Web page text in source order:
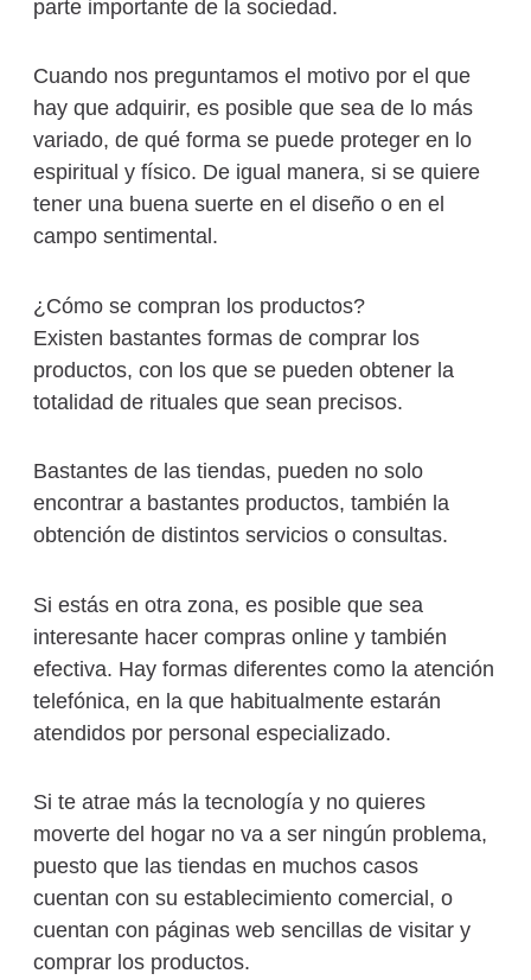
parte importante de la sociedad.
Cuando nos preguntamos el motivo por el que
hay que adquirir, es posible que sea de lo más
variado, de qué forma se puede proteger en lo
espiritual y físico. De igual manera, si se quiere
tener una buena suerte en el diseño o en el
campo sentimental.
¿Cómo se compran los productos?
Existen bastantes formas de comprar los
productos, con los que se pueden obtener la
totalidad de rituales que sean precisos.
Bastantes de las tiendas, pueden no solo
encontrar a bastantes productos, también la
obtención de distintos servicios o consultas.
Si estás en otra zona, es posible que sea
interesante hacer compras online y también
efectiva. Hay formas diferentes como la atención
telefónica, en la que habitualmente estarán
atendidos por personal especializado.
Si te atrae más la tecnología y no quieres
moverte del hogar no va a ser ningún problema,
puesto que las tiendas en muchos casos
cuentan con su establecimiento comercial, o
cuentan con páginas web sencillas de visitar y
comprar los productos.